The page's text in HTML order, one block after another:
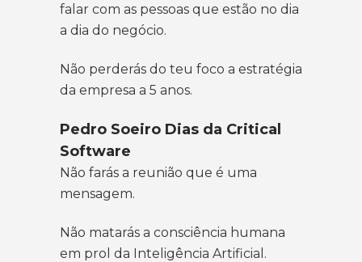
falar com as pessoas que estão no dia
a dia do negócio.
Não perderás do teu foco a estratégia
da empresa a 5 anos.
Pedro Soeiro Dias da Critical
Software
Não farás a reunião que é uma
mensagem.
Não matarás a consciência humana
em prol da Inteligência Artificial.